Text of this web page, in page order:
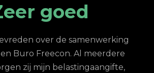
goed
over de samenwerking
Buro Freecon. Al meerdere
zij mijn belastingaangifte,